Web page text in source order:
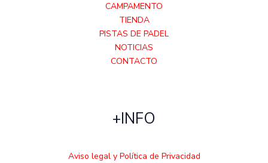
CAMPAMENTO
TIENDA
PISTAS DE PADEL
NOTICIAS
CONTACTO
+INFO
Aviso legal y Política de Privacidad